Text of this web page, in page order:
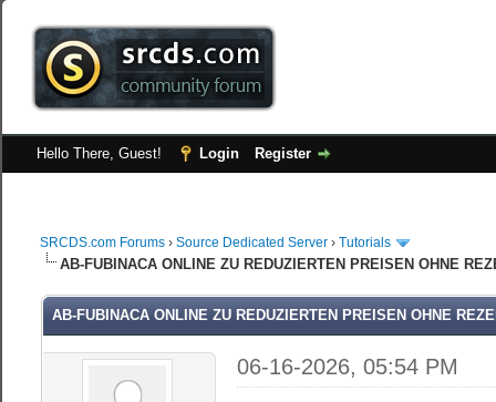
Hello There, Guest! Login Register
SRCDS.com Forums ›Source Dedicated Server ›Tutorials
AB-FUBINACA ONLINE ZU REDUZIERTEN PREISEN OHNE
AB-FUBINACA ONLINE ZU REDUZIERTEN PREISEN OHNE
06-16-2026, 05:54 PM